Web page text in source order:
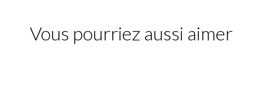
Vous pourriez aussi aimer